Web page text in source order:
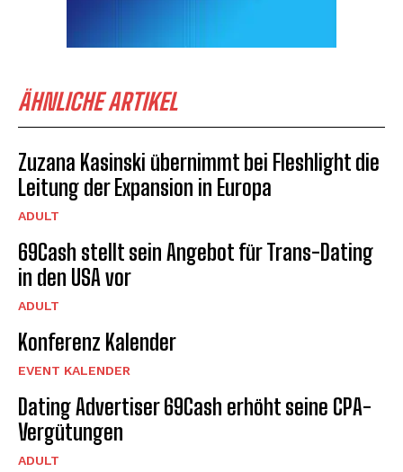
ÄHNLICHE ARTIKEL
Zuzana Kasinski übernimmt bei Fleshlight die
Leitung der Expansion in Europa
ADULT
69Cash stellt sein Angebot für Trans-Dating
in den USA vor
ADULT
Konferenz Kalender
EVENT KALENDER
Dating Advertiser 69Cash erhöht seine CPA-
Vergütungen
ADULT